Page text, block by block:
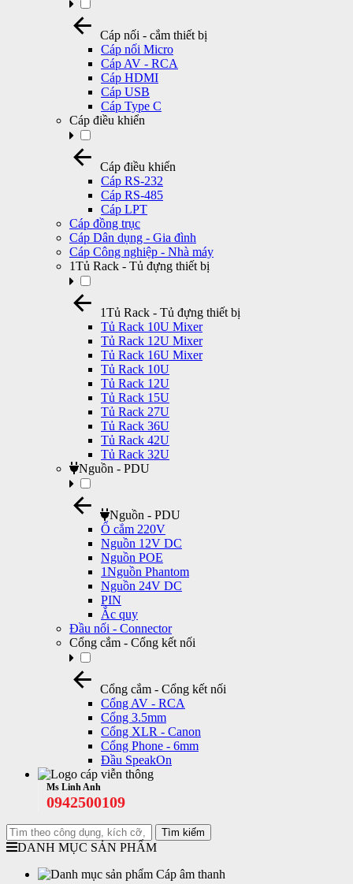
Cáp nối - cắm thiết bị
Cáp nối Micro
Cáp AV - RCA
Cáp HDMI
Cáp USB
Cáp Type C
Cáp điều khiển
Cáp điều khiển
Cáp RS-232
Cáp RS-485
Cáp LPT
Cáp đồng trục
Cáp Dân dụng - Gia đình
Cáp Công nghiệp - Nhà máy
1Tủ Rack - Tủ đựng thiết bị
1Tủ Rack - Tủ đựng thiết bị
Tủ Rack 10U Mixer
Tủ Rack 12U Mixer
Tủ Rack 16U Mixer
Tủ Rack 10U
Tủ Rack 12U
Tủ Rack 15U
Tủ Rack 27U
Tủ Rack 36U
Tủ Rack 42U
Tủ Rack 32U
Nguồn - PDU
Nguồn - PDU
Ổ cắm 220V
Nguồn 12V DC
Nguồn POE
1Nguồn Phantom
Nguồn 24V DC
PIN
Ắc quy
Đầu nối - Connector
Cổng cắm - Cổng kết nối
Cổng cắm - Cổng kết nối
Cổng AV - RCA
Cổng 3.5mm
Cổng XLR - Canon
Cổng Phone - 6mm
Đầu SpeakOn
Ms Linh Anh
0942500109
DANH MỤC SẢN PHẨM